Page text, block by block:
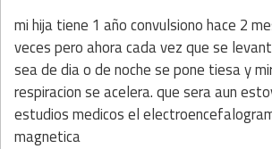
mi hija tiene 1 año convulsiono hace 2
veces pero ahora cada vez que se
sea de dia o de noche se pone tiesa y
respiracion se acelera. que sera aun
estudios medicos el
magnetica